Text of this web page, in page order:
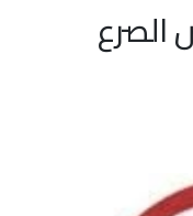
الصرع